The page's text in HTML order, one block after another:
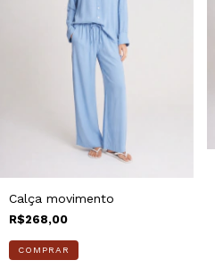
Calça movimento
R$268,00
COMPRAR